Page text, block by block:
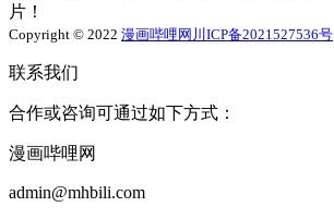
片！
Copyright © 2022 漫画哔哩网 川ICP备2021527536号
联系我们
合作或咨询可通过如下方式：
漫画哔哩网
admin@mhbili.com